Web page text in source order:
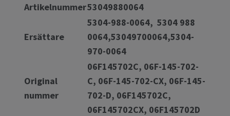
Artikelnummer53049880064
Ersättare
5304-988-0064, 5304 988
0064,53049700064,5304-
970-0064
Original
nummer
06F145702C, 06F-145-702-
C, 06F-145-702-CX, 06F-145-
702-D, 06F145702C,
06F145702CX, 06F145702D